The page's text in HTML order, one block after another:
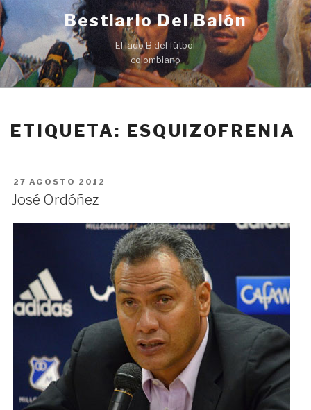
Ir
al
contenido
Bestiario Del Balón
El lado B del fútbol
colombiano
ETIQUETA: ESQUIZOFRENIA
PUBLICADO
EN
27 AGOSTO 2012
José Ordóñez